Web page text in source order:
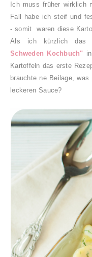
Ich muss früher wirklich
Fall habe ich steif und
- somit waren diese
Als ich kürzlich das
Schweden Kochbuch"
Kartoffeln das erste
brauchte ne Beilage,
leckeren Sauce?